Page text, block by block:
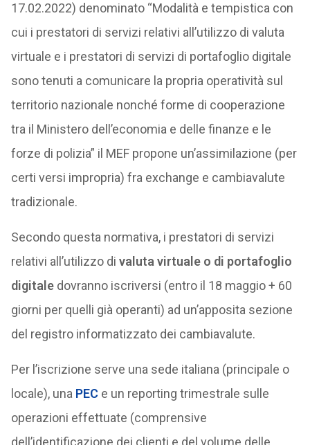
17.02.2022) denominato “Modalità e tempistica con
cui i prestatori di servizi relativi all’utilizzo di valuta
virtuale e i prestatori di servizi di portafoglio digitale
sono tenuti a comunicare la propria operatività sul
territorio nazionale nonché forme di cooperazione
tra il Ministero dell’economia e delle finanze e le
forze di polizia” il MEF propone un’assimilazione (per
certi versi impropria) fra exchange e cambiavalute
tradizionale.
Secondo questa normativa, i prestatori di servizi
relativi all’utilizzo di valuta virtuale o di portafoglio
digitaledovranno iscriversi (entro il 18 maggio + 60
giorni per quelli già operanti) ad un’apposita sezione
del registro informatizzato dei cambiavalute.
Per l’iscrizione serve una sede italiana (principale o
locale), una PEC e un reporting trimestrale sulle
operazioni effettuate (comprensive
dell’identificazione dei clienti e del volume delle